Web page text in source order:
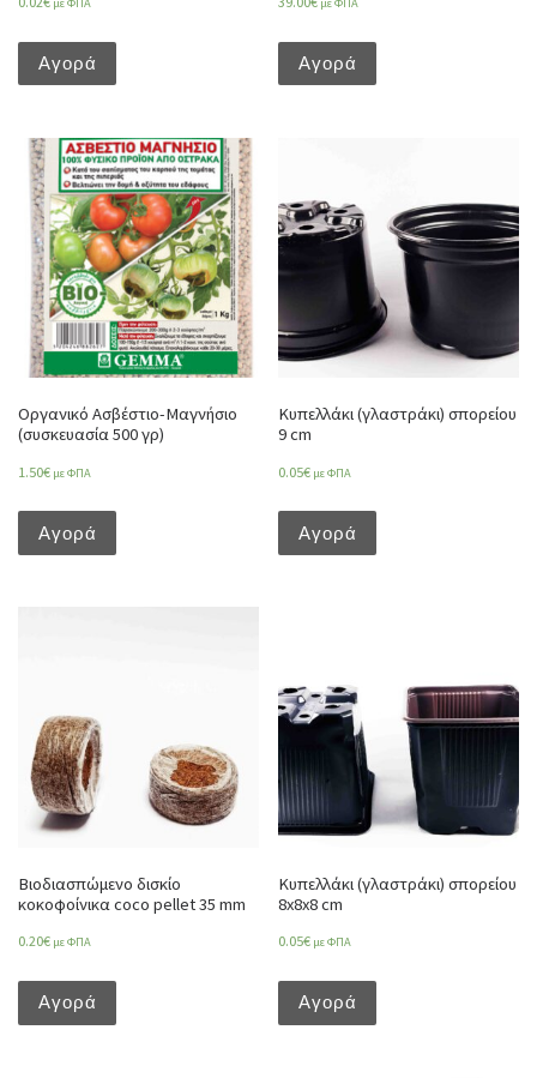
Αγορά Αγορά
Οργανικό Ασβέστιο-Μαγνήσιο
(συσκευασία 500 γρ)
1.50€ με ΦΠΑ
Αγορά
Κυπελλάκι (γλαστράκι) σπορείου
9 cm
0.05€ με ΦΠΑ
Αγορά
Βιοδιασπώμενο δισκίο
κοκοφοίνικα coco pellet 35 mm
0.20€ με ΦΠΑ
Αγορά
Κυπελλάκι (γλαστράκι) σπορείου
8x8x8 cm
0.05€ με ΦΠΑ
Αγορά